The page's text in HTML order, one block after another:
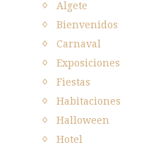
Algete
Bienvenidos
Carnaval
Exposiciones
Fiestas
Habitaciones
Halloween
Hotel